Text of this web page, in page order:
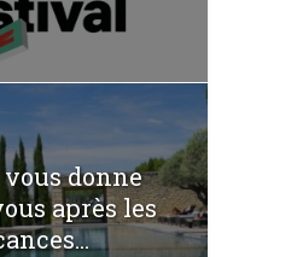
donne
après les